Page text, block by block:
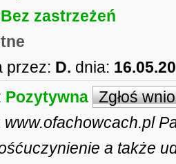
Bez zastrzeżeń
przez: D. dnia:
Pozytywna Zgłoś
www.ofachowcach.pl
a także